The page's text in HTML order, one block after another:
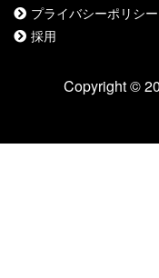
プライバシーポリシー
採用
Copyright ©